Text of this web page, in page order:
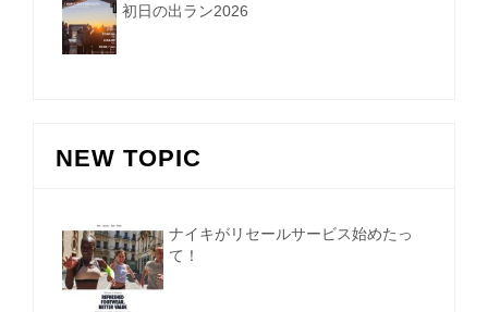
初日の出ラン2026
NEW TOPIC
ナイキがリセールサービス始めたっ
て！